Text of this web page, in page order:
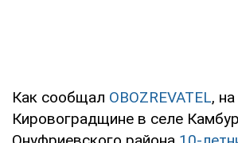
Как сообщал OBOZREVATEL, на
Кировоградщине в селе